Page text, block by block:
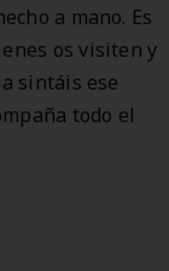
a mano. Es
os visiten y
sintáis ese
todo el